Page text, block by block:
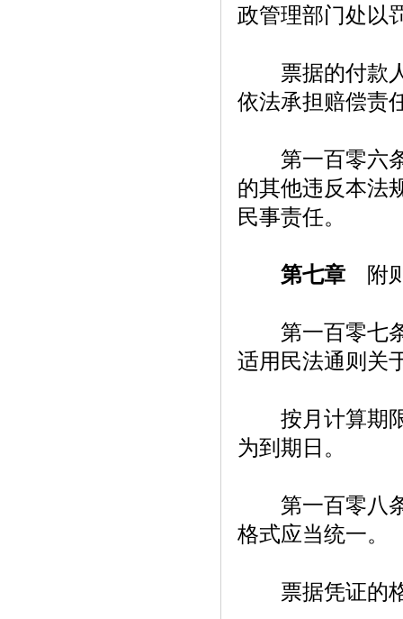
政管理部门处以
票据的付款人
依法承担赔偿责
第一百零六条
的其他违反本法
民事责任。
第七章 附
第一百零七条
适用民法通则关
按月计算期限
为到期日。
第一百零八条
格式应当统一。
票据凭证的格